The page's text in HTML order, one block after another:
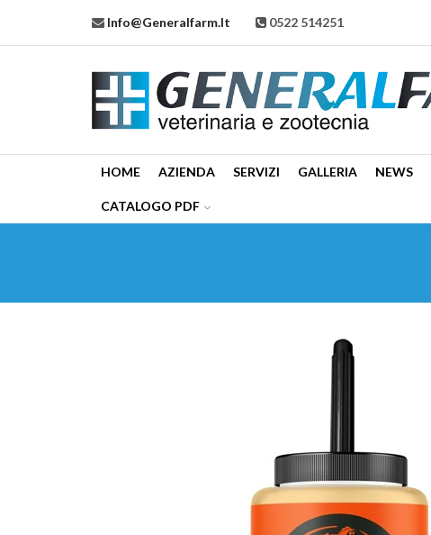
Info@generalfarm.it 0522 514251
HOME AZIENDA SERVIZI GALLERIA NEWS
CATALOGO PDF